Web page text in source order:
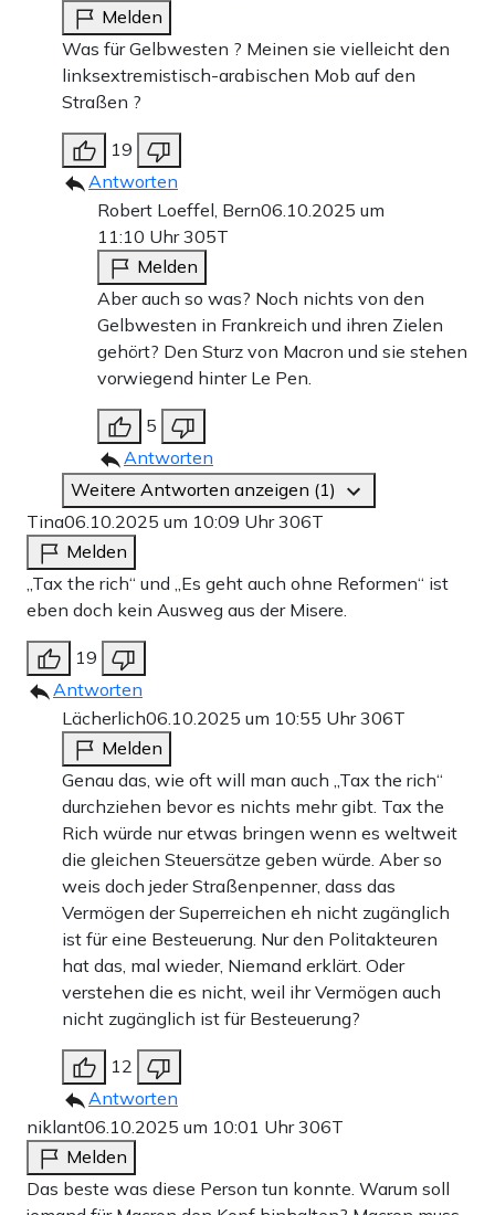
Melden
Was für Gelbwesten ? Meinen sie vielleicht den
linksextremistisch-arabischen Mob auf den
Straßen ?
19
Antworten
Robert Loeffel, Bern06.10.2025 um
11:10 Uhr305T
Melden
Aber auch so was? Noch nichts von den
Gelbwesten in Frankreich und ihren Zielen
gehört? Den Sturz von Macron und sie stehen
vorwiegend hinter Le Pen.
5
Antworten
Weitere Antworten anzeigen (1)
Tina06.10.2025 um 10:09 Uhr306T
Melden
„Tax the rich“ und „Es geht auch ohne Reformen“ ist
eben doch kein Ausweg aus der Misere.
19
Antworten
Lächerlich06.10.2025 um 10:55 Uhr306T
Melden
Genau das, wie oft will man auch „Tax the rich“
durchziehen bevor es nichts mehr gibt. Tax the
Rich würde nur etwas bringen wenn es weltweit
die gleichen Steuersätze geben würde. Aber so
weis doch jeder Straßenpenner, dass das
Vermögen der Superreichen eh nicht zugänglich
ist für eine Besteuerung. Nur den Politakteuren
hat das, mal wieder, Niemand erklärt. Oder
verstehen die es nicht, weil ihr Vermögen auch
nicht zugänglich ist für Besteuerung?
12
Antworten
niklant06.10.2025 um 10:01 Uhr306T
Melden
Das beste was diese Person tun konnte. Warum soll